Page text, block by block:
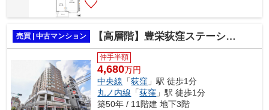
売買 | 中古マンション 【高層階】豊栄荻窪ステーションプラザ
仲手半額
4,680万円
中央線 「荻窪 」駅 徒歩1分
丸ノ内線 「荻窪 」駅 徒歩1分
築50年 / 11階建 地下3階